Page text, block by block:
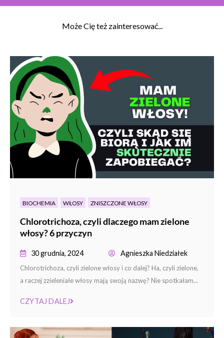
Może Cię też zainteresować...
BIOCHEMIA WŁOSY ZNISZCZONE WŁOSY
Chlorotrichoza, czyli dlaczego mam zielone
włosy? 6 przyczyn
30 grudnia, 2024 Agnieszka Niedziałek
Chlorotrichoza, czyli zielone włosy i co dalej? Ha, czyli zielone,
a raczej zzieleniałe włosy mają swoją nazwę? Nie spotkałam...
CZYTAJ DALEJ